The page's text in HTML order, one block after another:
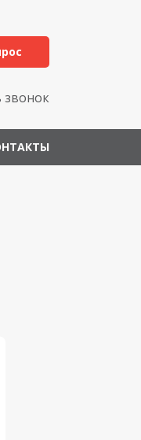
звонок